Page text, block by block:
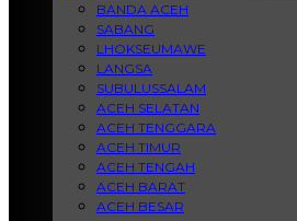
BANDA ACEH
SABANG
LHOKSEUMAWE
LANGSA
SUBULUSSALAM
ACEH SELATAN
ACEH TENGGARA
ACEH TIMUR
ACEH TENGAH
ACEH BARAT
ACEH BESAR